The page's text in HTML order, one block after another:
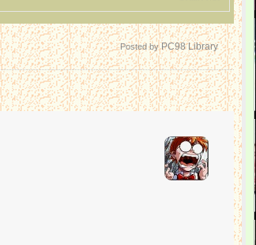
Posted byPC98 Library